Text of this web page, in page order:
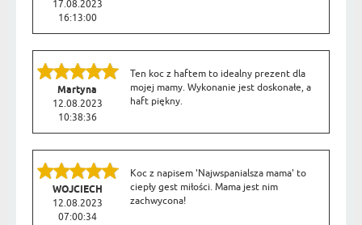
17.08.2023
16:13:00
Martyna
12.08.2023
10:38:36
Ten koc z haftem to idealny prezent dla
mojej mamy. Wykonanie jest doskonałe, a
haft piękny.
WOJCIECH
12.08.2023
07:00:34
Koc z napisem 'Najwspanialsza mama' to
ciepły gest miłości. Mama jest nim
zachwycona!